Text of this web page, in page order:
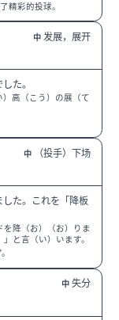
精彩的投球。
中 发展，展开
た。
）高（こう）の展（て
中 （投手）下场
た。これを「降板
降（お）（お）りま
と言（い）います。
中 失分